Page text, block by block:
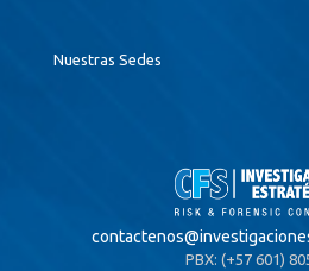
Nuestras Sedes
contactenos@
PBX: (+57 601)